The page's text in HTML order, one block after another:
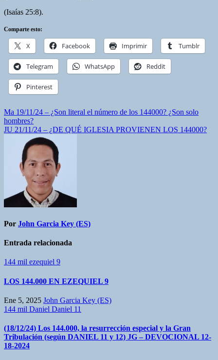
(Isaías 25:8).
Comparte esto:
X Facebook Imprimir Tumblr
Telegram WhatsApp Reddit
Pinterest
Navegación
de
entradas
Ma 19/11/24 – ¿Son literal el número de los 144000? ¿Son solo
hombres?
JU 21/11/24 – ¿DE QUÉ IGLESIA PROVIENEN LOS 144000?
Por John Garcia Key (ES)
Entrada relacionada
144 mil ezequiel 9
LOS 144.000 EN EZEQUIEL 9
Ene 5, 2025 John Garcia Key (ES)
144 mil Daniel Daniel 11
(18/12/24) Los 144.000, la resurrección especial y la Gran
Tribulación (según DANIEL 11 y 12) JG – DEVOCIONAL 12-
18-2024